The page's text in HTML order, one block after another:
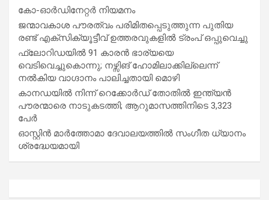
കോ-ഓർഡിനേറ്റർ നിയമനം
ജന്മാവകാശ പൗരത്വം പരിമിതപ്പെടുത്തുന്ന പുതിയ
രണ്ട് എക്സിക്യൂട്ടീവ് ഉത്തരവുകളിൽ ട്രംപ് ഒപ്പുവെച്ചു
ഫ്ലോറിഡയിൽ 91 കാരൻ ഭാര്യയെ
വെടിവെച്ചുകൊന്നു; നഴ്സിങ് ഹോമിലാക്കില്ലെന്ന്
നൽകിയ വാഗ്ദാനം പാലിച്ചതായി മൊഴി
കാനഡയിൽ നിന്ന് റെക്കോർഡ് തോതിൽ ഇന്ത്യൻ
പൗരന്മാരെ നാടുകടത്തി; ആറുമാസത്തിനിടെ 3,323
പേർ
ഓസ്റ്റിൻ മാർത്തോമാ ദേവാലയത്തിൽ സംഗീത ധ്യാനം
ശ്രദ്ധേയമായി